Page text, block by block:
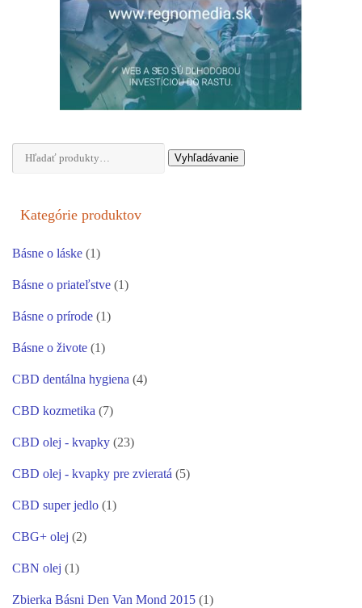
Hľadať: Vyhľadávanie
Kategórie produktov
Básne o láske (1)
Básne o priateľstve (1)
Básne o prírode (1)
Básne o živote (1)
CBD dentálna hygiena (4)
CBD kozmetika (7)
CBD olej - kvapky (23)
CBD olej - kvapky pre zvieratá (5)
CBD super jedlo (1)
CBG+ olej (2)
CBN olej (1)
Zbierka Básni Den Van Mond 2015 (1)